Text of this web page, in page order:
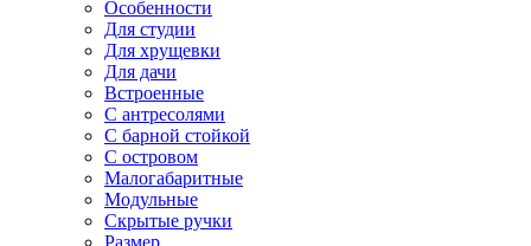
Особенности
Для студии
Для хрущевки
Для дачи
Встроенные
С антресолями
С барной стойкой
С островом
Малогабаритные
Модульные
Скрытые ручки
Размер